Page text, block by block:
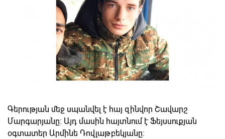
Գերության մեջ սպանվել է հայ զինվոր Շավարշ
Մարգարյանը։ Այդ մասին հայտնում է Ֆեյսսուքյան
օգտատեր Արմինե Դովլաթբեկյանը։